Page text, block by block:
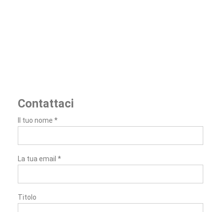
Contattaci
Il tuo nome *
La tua email *
Titolo